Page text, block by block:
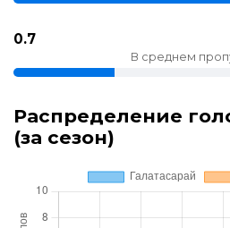
0.7
В среднем
Распределение
(за сезон)